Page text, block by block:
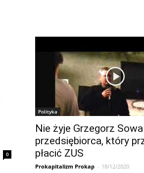
0
Polityka
Nie żyje Grzegorz
przedsiębiorca, który
płacić ZUS
Prokapitalizm Prokap - 18/12/2020